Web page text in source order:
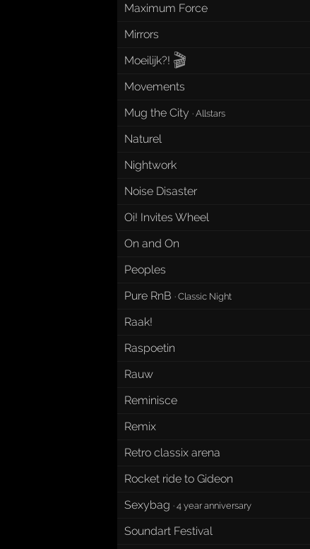
Maximum Force
Mirrors
Moeilijk?! 🎬
Movements
Mug the City ·Allstars
Naturel
Nightwork
Noise Disaster
Oi! Invites Wheel
On and On
Peoples
Pure RnB ·Classic Night
Raak!
Raspoetin
Rauw
Reminisce
Remix
Retro classix arena
Rocket ride to Gideon
Sexybag ·4 year anniversary
Soundart Festival